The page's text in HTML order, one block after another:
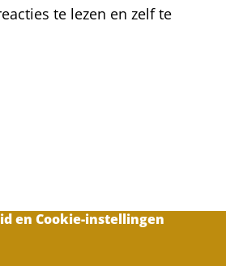
te lezen en zelf te
en Cookie-instellingen